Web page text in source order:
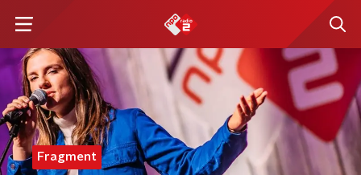
Fragment